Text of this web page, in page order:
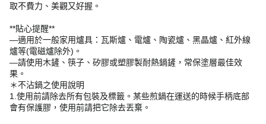
取不費力、美觀又好握。
**貼心提醒**
—適用於一般家用爐具：瓦斯爐、電爐、陶瓷爐、黑晶爐、紅外線
爐等(電磁爐除外)。
—請使用木鏟、筷子、矽膠或塑膠製耐熱鍋鏟，常保塗層最佳效
果。
＊不沾鍋之使用說明
1.使用前請除去所有包裝及標籤。某些煎鍋在運送的時候手柄底部
會有保護膠，使用前請把它除去丟棄。